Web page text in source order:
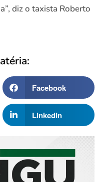
diz o taxista Roberto
Facebook
LinkedIn